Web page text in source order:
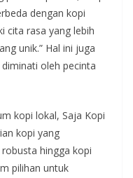
dengan kopi
cita rasa yang lebih
unik.” Hal ini juga
oleh pecinta
kopi lokal, Saja Kopi
kopi yang
hingga kopi
pilihan untuk